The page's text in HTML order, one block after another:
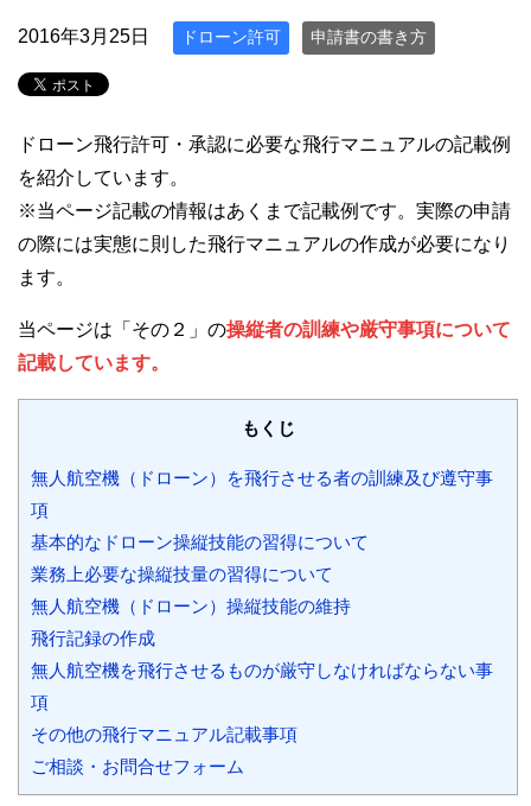
2016年3月25日 ドローン許可 申請書の書き方
ドローン飛行許可・承認に必要な飛行マニュアルの記載例
を紹介しています。
※当ページ記載の情報はあくまで記載例です。実際の申請
の際には実態に則した飛行マニュアルの作成が必要になり
ます。
当ページは「その２」の操縦者の訓練や厳守事項について
記載しています。
もくじ
無人航空機（ドローン）を飛行させる者の訓練及び遵守事
項
基本的なドローン操縦技能の習得について
業務上必要な操縦技量の習得について
無人航空機（ドローン）操縦技能の維持
飛行記録の作成
無人航空機を飛行させるものが厳守しなければならない事
項
その他の飛行マニュアル記載事項
ご相談・お問合せフォーム